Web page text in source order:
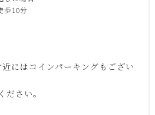
歩10分
にはコインパーキングもござい
さい。